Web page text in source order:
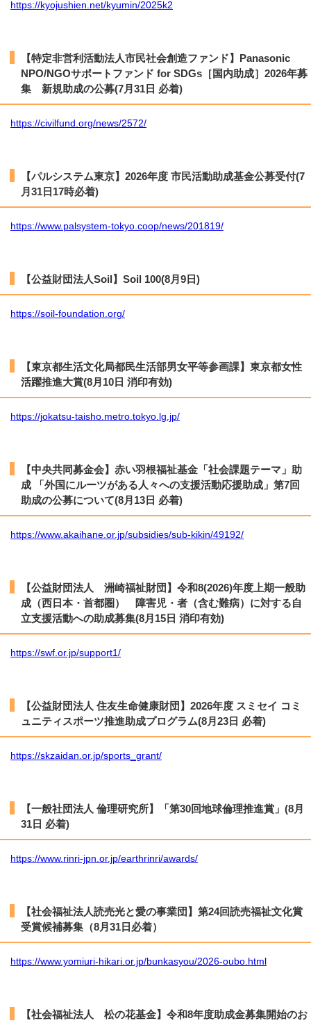
https://kyojushien.net/kyumin/2025k2
【特定非営利活動法人市民社会創造ファンド】Panasonic
NPO/NGOサポートファンド for SDGs［国内助成］2026年募
集 新規助成の公募(7月31日 必着)
https://civilfund.org/news/2572/
【パルシステム東京】2026年度 市民活動助成基金公募受付(7
月31日17時必着)
https://www.palsystem-tokyo.coop/news/201819/
【公益財団法人Soil】Soil 100(8月9日)
https://soil-foundation.org/
【東京都生活文化局都民生活部男女平等参画課】東京都女性
活躍推進大賞(8月10日 消印有効)
https://jokatsu-taisho.metro.tokyo.lg.jp/
【中央共同募金会】赤い羽根福祉基金「社会課題テーマ」助
成 「外国にルーツがある人々への支援活動応援助成」第7回
助成の公募について(8月13日 必着)
https://www.akaihane.or.jp/subsidies/sub-kikin/49192/
【公益財団法人 洲崎福祉財団】令和8(2026)年度上期一般助
成（西日本・首都圏） 障害児・者（含む難病）に対する自
立支援活動への助成募集(8月15日 消印有効)
https://swf.or.jp/support1/
【公益財団法人 住友生命健康財団】2026年度 スミセイ コミ
ュニティスポーツ推進助成プログラム(8月23日 必着)
https://skzaidan.or.jp/sports_grant/
【一般社団法人 倫理研究所】「第30回地球倫理推進賞」(8月
31日 必着)
https://www.rinri-jpn.or.jp/earthrinri/awards/
【社会福祉法人読売光と愛の事業団】第24回読売福祉文化賞
受賞候補募集（8月31日必着）
https://www.yomiuri-hikari.or.jp/bunkasyou/2026-oubo.html
【社会福祉法人 松の花基金】令和8年度助成金募集開始のお